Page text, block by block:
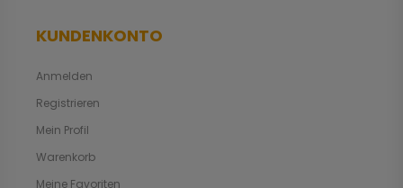
KUNDENKONTO
Anmelden
Registrieren
Mein Profil
Warenkorb
Meine Favoriten